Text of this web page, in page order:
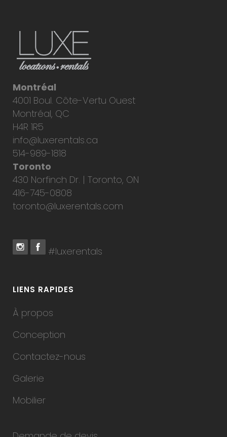
Montréal
4001 Boul. Côte-Vertu Ouest
Montréal, QC
H4R 1R5
info@luxerentals.ca
514-989-1818
Toronto
430 Norfinch Dr. | Toronto, ON
416-745-0808
toronto@luxerentals.com
#luxerentals
LIENS RAPIDES
À propos
Conception
Contactez-nous
Galerie
Mobilier